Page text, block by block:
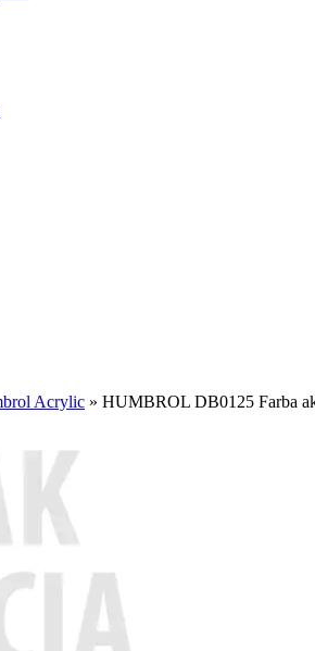
Acrylic » HUMBROL DB0125 Farba